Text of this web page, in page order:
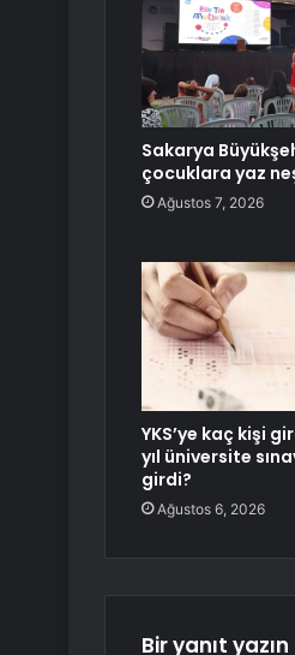
Sakarya
çocuklara yaz
Ağustos 7, 2026
YKS’ye kaç kişi
yıl üniversite
girdi?
Ağustos 6, 2026
Bir yanıt yazın